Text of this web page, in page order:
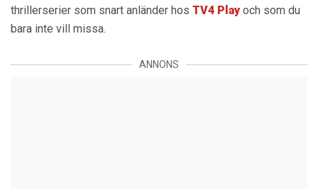
thrillerserier som snart anländer hos TV4 Playoch som du
bara inte vill missa.
ANNONS